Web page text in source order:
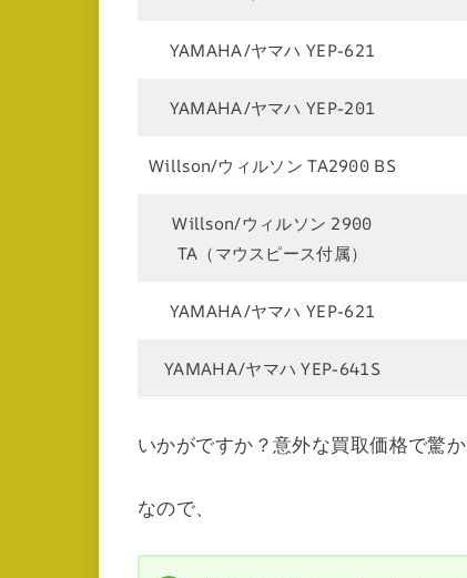
YAMAHA/ヤマハ YEP-621
YAMAHA/ヤマハ YEP-201
Willson/ウィルソン TA2900 BS
Willson/ウィルソン 2900
TA（マウスピース付属）
YAMAHA/ヤマハ YEP-621
YAMAHA/ヤマハ YEP-641S
いかがですか？意外な買取価格で驚
なので、